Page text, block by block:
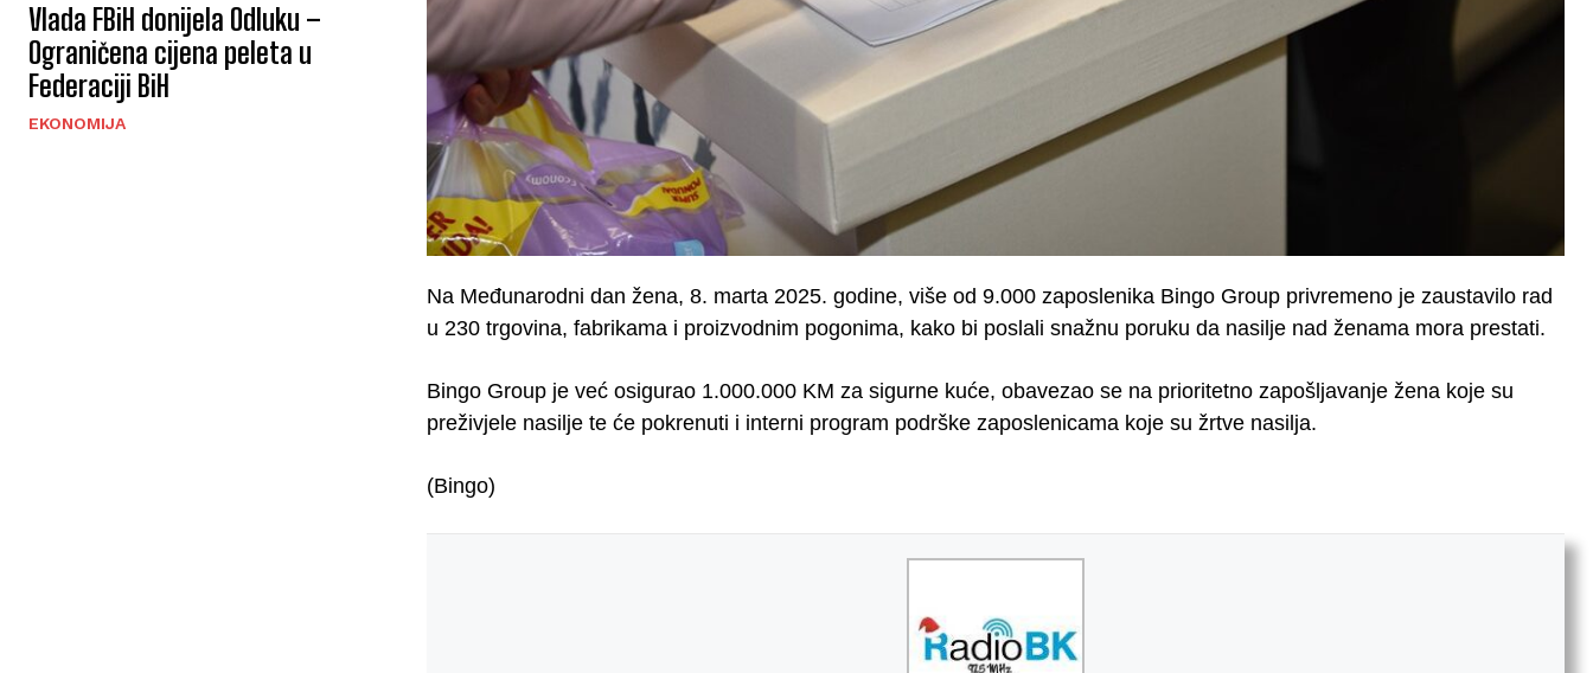
Vlada FBiH donijela Odluku –
Ograničena cijena peleta u
Federaciji BiH
EKONOMIJA
Na Međunarodni dan žena, 8. marta 2025. godine, više od 9.000 zaposlenika Bingo Group privremeno je zaustavilo rad
u 230 trgovina, fabrikama i proizvodnim pogonima, kako bi poslali snažnu poruku da nasilje nad ženama mora prestati.
Bingo Group je već osigurao 1.000.000 KM za sigurne kuće, obavezao se na prioritetno zapošljavanje žena koje su
preživjele nasilje te će pokrenuti i interni program podrške zaposlenicama koje su žrtve nasilja.
(Bingo)